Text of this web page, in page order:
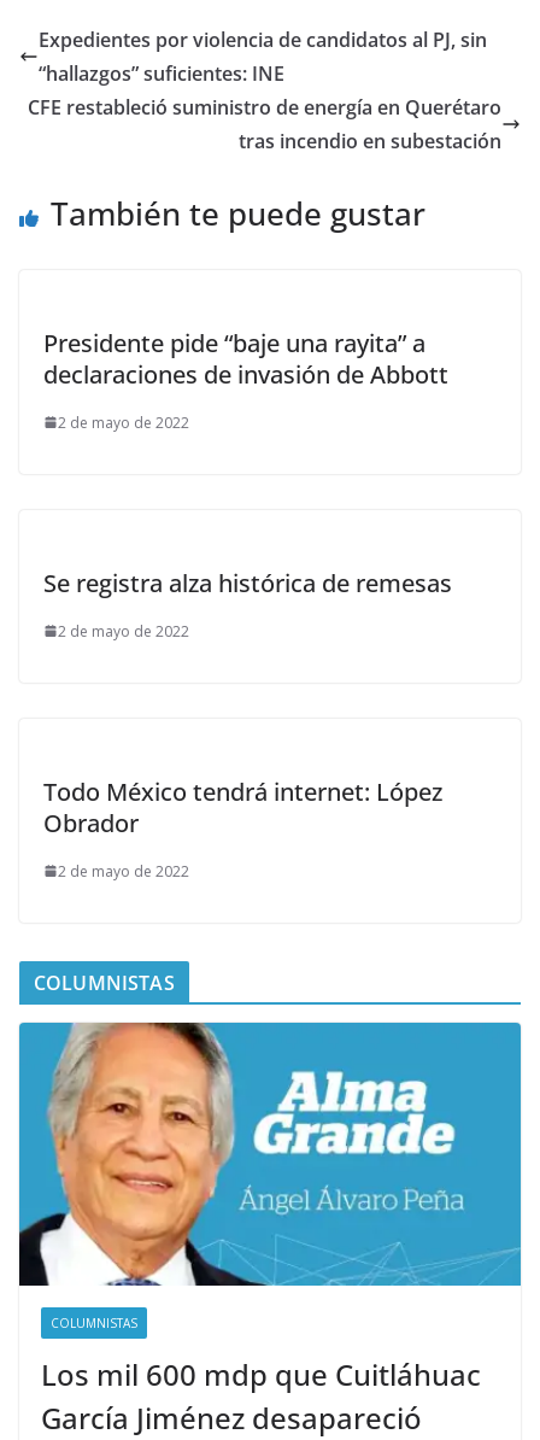
Expedientes por violencia de candidatos al PJ, sin
“hallazgos” suficientes: INE
CFE restableció suministro de energía en Querétaro
tras incendio en subestación
También te puede gustar
Presidente pide “baje una rayita” a
declaraciones de invasión de Abbott
2 de mayo de 2022
Se registra alza histórica de remesas
2 de mayo de 2022
Todo México tendrá internet: López
Obrador
2 de mayo de 2022
COLUMNISTAS
COLUMNISTAS
Los mil 600 mdp que Cuitláhuac
García Jiménez desapareció